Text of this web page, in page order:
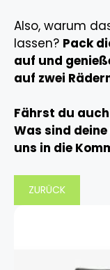
Also, warum
lassen? Pack
auf und
auf zwei
Fährst du
Was sind
uns in die
ZURÜCK